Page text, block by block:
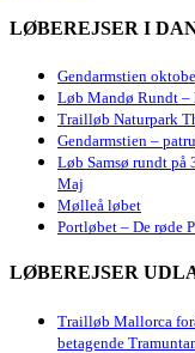
LØBEREJSER I
Gendarmstien
Løb Mandø Rundt –
Trailløb Naturpark
Gendarmstien –
Løb Samsø rundt på
Maj
Mølleå løbet
Portløbet – De røde
LØBEREJSER
Trailløb Mallorca
betagende